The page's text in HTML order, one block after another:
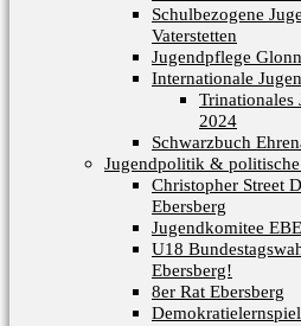
Schulbezogene
Vaterstetten
Jugendpflege Glonn
Internationale
Trinationales
2024
Schwarzbuch
Jugendpolitik &
Christopher Street
Ebersberg
Jugendkomitee EBE
U18
Ebersberg!
8er Rat Ebersberg